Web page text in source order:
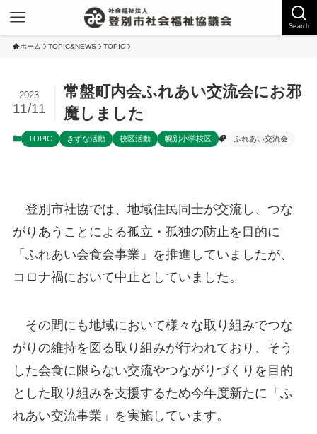
Search
ホーム TOPIC&NEWS TOPIC
常盤町内会ふれあい交流会にお邪
魔しました
2023
11/11
TOPIC きずな活動 校区活動 幌別小学校区 ふれあい交流会
登別市社協では、地域住民同士が交流し、つな
がりあうことによる孤立・孤独の防止を目的に
「ふれあい会食会事業」を推進していましたが、
コロナ禍において中止としていました。
その間にも地域において様々な取り組みでつな
がりの維持を図る取り組みが行われており、そう
した会食に限らない交流やつながりづくりを目的
とした取り組みを支援するため今年度新たに「ふ
れあい交流事業」を実施しています。